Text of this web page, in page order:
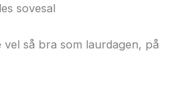
sovesal
vel så bra som laurdagen, på